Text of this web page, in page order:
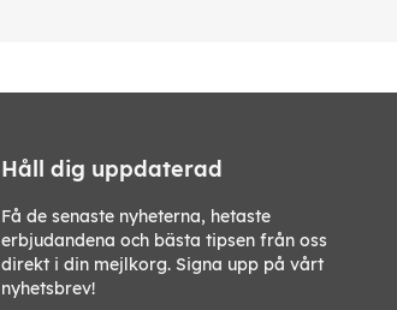
Håll dig uppdaterad
Få de senaste nyheterna, hetaste
erbjudandena och bästa tipsen från oss
direkt i din mejlkorg. Signa upp på vårt
nyhetsbrev!